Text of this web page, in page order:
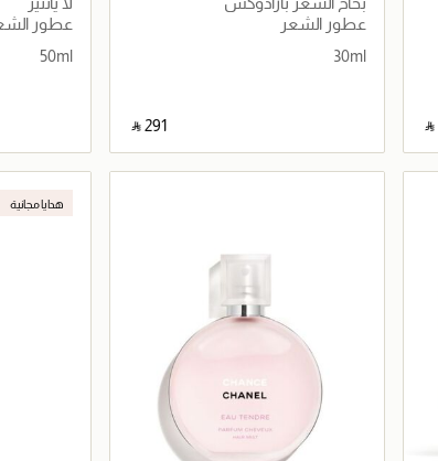
⃁
عطور الشعر
30ml
‎ ⃁ ⁦291⁩ ‎
جاري تحميل التفاصيل
عطور
50ml
هدايا مجانية